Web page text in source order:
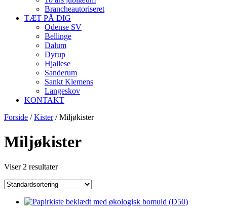
Brancheautoriseret
TÆT PÅ DIG
Odense SV
Bellinge
Dalum
Dyrup
Hjallese
Sanderum
Sankt Klemens
Langeskov
KONTAKT
Forside /Kister/ Miljøkister
Miljøkister
Viser 2 resultater